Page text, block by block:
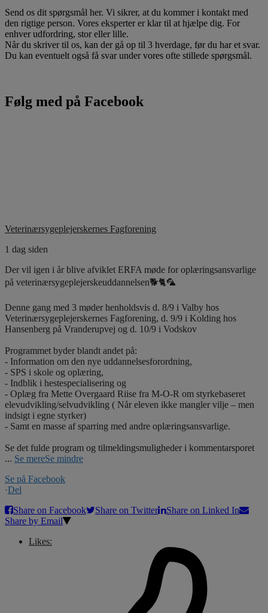
Send os dit spørgsmål her. Vi sikrer, at du kommer i kontakt med
den rigtige person. Vores eksperter er klar til at hjælpe dig. For
enhver udfordring, stor eller lille.
Når du skriver til os, kan der gå op til 3 hverdage, før du har et svar.
Du kan eventuelt også få svar under vores ofte stillede spørgsmål.
Følg med på Facebook
Veterinærsygeplejerskernes Fagforening
1 dag siden
Der vil igen i år blive afviklet ERFA møde for oplæringsansvarlige
på veterinærsygeplejerskeuddannelsen🐕🐈🦜
Denne gang med 3 møder henholdsvis d. 8/9 i Valby hos
Veterinærsygeplejerskernes Fagforening, d. 9/9 i Kolding hos
Hansenberg på Vranderupvej og d. 10/9 i Vodskov
Programmet byder blandt andet på:
- Information om den nye uddannelsesforordning,
- SPS i skole og oplæring,
- Indblik i hestespecialisering og
- Oplæg fra Mette Overgaard Riise fra M-O-R om styrkebaseret
elevudvikling/selvudvikling ( Når eleven ikke mangler vilje – men
indsigt i egne styrker)
- Samt en masse af sparring med andre oplæringsansvarlige.
Se det fulde program og tilmeldingsmuligheder i kommentarsporet
... Se mereSe mindre
Se på Facebook
·Del
Share on Facebook
Share on Twitter
Share on Linked In
Share by Email
Likes: